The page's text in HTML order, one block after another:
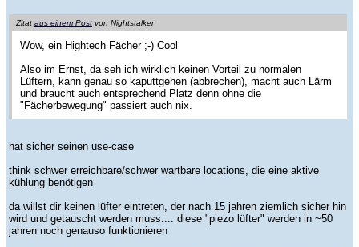
Zitat aus einem Post von Nightstalker
Wow, ein Hightech Fächer ;-) Cool
Also im Ernst, da seh ich wirklich keinen Vorteil zu normalen
Lüftern, kann genau so kaputtgehen (abbrechen), macht auch Lärm
und braucht auch entsprechend Platz denn ohne die
"Fächerbewegung" passiert auch nix.
hat sicher seinen use-case
think schwer erreichbare/schwer wartbare locations, die eine aktive
kühlung benötigen
da willst dir keinen lüfter eintreten, der nach 15 jahren ziemlich sicher hin
wird und getauscht werden muss.... diese "piezo lüfter" werden in ~50
jahren noch genauso funktionieren